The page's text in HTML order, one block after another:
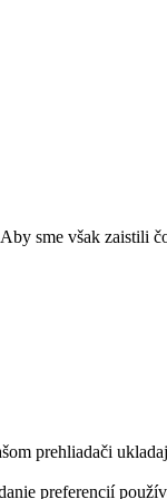
sme však zaistili
prehliadači
preferencií